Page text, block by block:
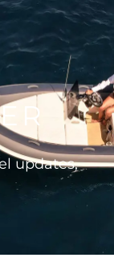
updates,